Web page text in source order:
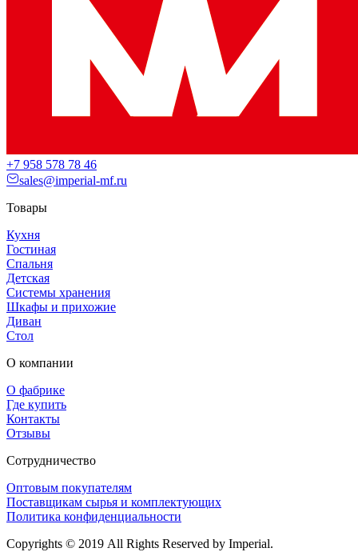
+7 958 578 78 46
sales@imperial-mf.ru
Товары
Кухня
Гостиная
Спальня
Детская
Системы хранения
Шкафы и прихожие
Диван
Стол
О компании
О фабрике
Где купить
Контакты
Отзывы
Сотрудничество
Оптовым покупателям
Поставщикам сырья и комплектующих
Политика конфиденциальности
Copyrights © 2019 All Rights Reserved by Imperial.